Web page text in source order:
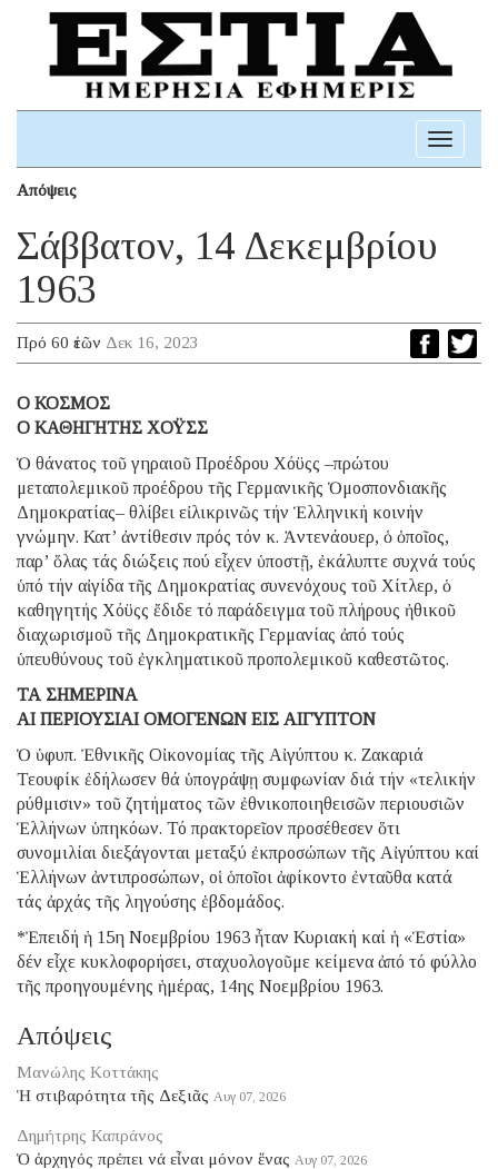
Toggle
Απόψεις
Σάββατον, 14 Δεκεμβρίου
1963
Πρό 60 ἐτῶν Δεκ 16, 2023
Ο ΚΟΣΜΟΣ
Ο ΚΑΘΗΓΗΤΗΣ ΧΟΫΣΣ
Ὁ θάνατος τοῦ γηραιοῦ Προέδρου Χόϋςς –πρώτου
μεταπολεμικοῦ προέδρου τῆς Γερμανικῆς Ὁμοσπονδιακῆς
Δημοκρατίας– θλίβει εἰλικρινῶς τήν Ἑλληνική κοινήν
γνώμην. Κατ’ ἀντίθεσιν πρός τόν κ. Ἀντενάουερ, ὁ ὁποῖος,
παρ’ ὅλας τάς διώξεις πού εἶχεν ὑποστῇ, ἐκάλυπτε συχνά τούς
ὑπό τήν αἰγίδα τῆς Δημοκρατίας συνενόχους τοῦ Χίτλερ, ὁ
καθηγητής Χόϋςς ἔδιδε τό παράδειγμα τοῦ πλήρους ἠθικοῦ
διαχωρισμοῦ τῆς Δημοκρατικῆς Γερμανίας ἀπό τούς
ὑπευθύνους τοῦ ἐγκληματικοῦ προπολεμικοῦ καθεστῶτος.
ΤΑ ΣΗΜΕΡΙΝΑ
ΑΙ ΠΕΡΙΟΥΣΙΑΙ ΟΜΟΓΕΝΩΝ ΕΙΣ ΑΙΓΥΠΤΟΝ
Ὁ ὑφυπ. Ἐθνικῆς Οἰκονομίας τῆς Αἰγύπτου κ. Ζακαριά
Τεουφίκ ἐδήλωσεν θά ὑπογράψῃ συμφωνίαν διά τήν «τελικήν
ρύθμισιν» τοῦ ζητήματος τῶν ἐθνικοποιηθεισῶν περιουσιῶν
Ἑλλήνων ὑπηκόων. Τό πρακτορεῖον προσέθεσεν ὅτι
συνομιλίαι διεξάγονται μεταξύ ἐκπροσώπων τῆς Αἰγύπτου καί
Ἑλλήνων ἀντιπροσώπων, οἱ ὁποῖοι ἀφίκοντο ἐνταῦθα κατά
τάς ἀρχάς τῆς ληγούσης ἑβδομάδος.
*Ἐπειδή ἡ 15η Νοεμβρίου 1963 ἦταν Κυριακή καί ἡ «Ἑστία»
δέν εἶχε κυκλοφορήσει, σταχυολογοῦμε κείμενα ἀπό τό φύλλο
τῆς προηγουμένης ἡμέρας, 14ης Νοεμβρίου 1963.
Απόψεις
Μανώλης Κοττάκης
Ἡ στιβαρότητα τῆς Δεξιᾶς Αυγ 07, 2026
Δημήτρης Καπράνος
Ὁ ἀρχηγός πρέπει νά εἶναι μόνον ἕνας Αυγ 07, 2026